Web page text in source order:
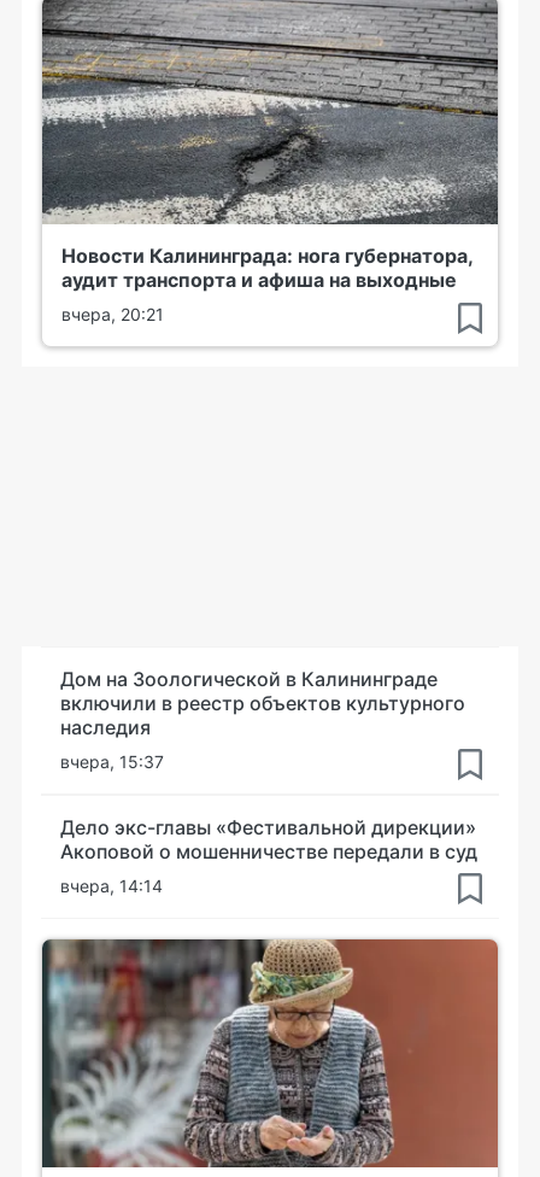
Новости Калининграда: нога губернатора,
аудит транспорта и афиша на выходные
вчера, 20:21
Дом на Зоологической в Калининграде
включили в реестр объектов культурного
наследия
вчера, 15:37
Дело экс-главы «Фестивальной дирекции»
Акоповой о мошенничестве передали в суд
вчера, 14:14